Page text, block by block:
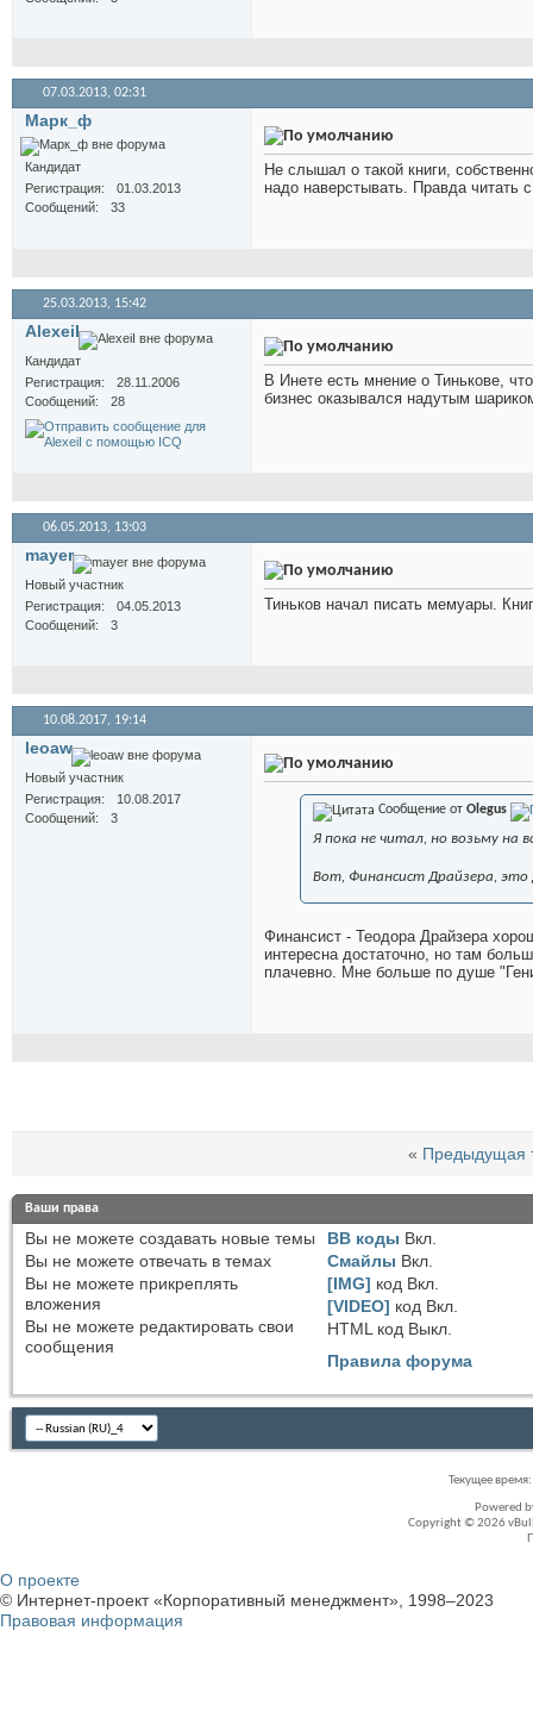
07.03.2013, 02:31
Марк_ф
Кандидат
Регистрация
01.03.2013
Сообщений
33
Не слышал о такой книги,
надо наверстывать. Правда
25.03.2013, 15:42
AlexeiI
Кандидат
Регистрация
28.11.2006
Сообщений
28
В Инете есть мнение о Тинькове,
бизнес оказывался надутым
06.05.2013, 13:03
mayer
Новый участник
Регистрация
04.05.2013
Сообщений
3
Тиньков начал писать мемуары.
10.08.2017, 19:14
leoaw
Новый участник
Регистрация
10.08.2017
Сообщений
3
Сообщение от Olegus
Я пока не читал, но возьму на
Вот, Финансист Драйзера, это
Финансист - Теодора Драйзера
интересна достаточно, но там
плачевно. Мне больше по душе
« Предыдущая
Ваши права
Вы не можете создавать новые темы
Вы не можете отвечать в темах
Вы не можете прикреплять
вложения
Вы не можете редактировать свои
сообщения
BB коды Вкл.
Смайлы Вкл.
[IMG] код Вкл.
[VIDEO] код Вкл.
HTML код Выкл.
Правила форума
Текущее время:
Powered
Copyright © 2026
О проекте
© Интернет-проект «Корпоративный менеджмент», 1998–2023
Правовая информация